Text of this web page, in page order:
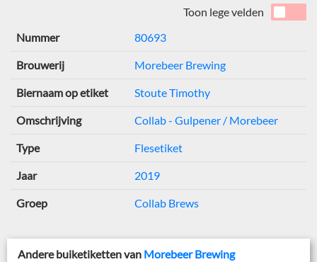
Toon lege velden
Nummer
80693
Brouwerij Morebeer Brewing
Biernaam op etiket Stoute Timothy
Omschrijving Collab - Gulpener / Morebeer
Type Flesetiket
Jaar 2019
Groep Collab Brews
Andere buiketiketten van Morebeer Brewing